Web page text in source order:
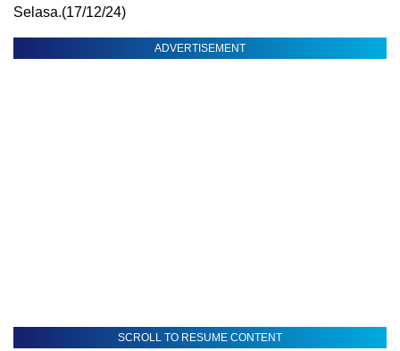
Selasa.(17/12/24)
ADVERTISEMENT
SCROLL TO RESUME CONTENT